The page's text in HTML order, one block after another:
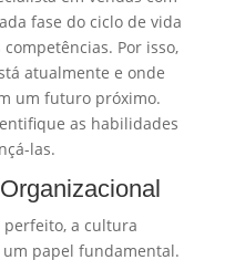
fase do ciclo de vida
Por isso,
atualmente e onde
um futuro próximo.
as habilidades
las.
perfeito, a cultura
papel fundamental.